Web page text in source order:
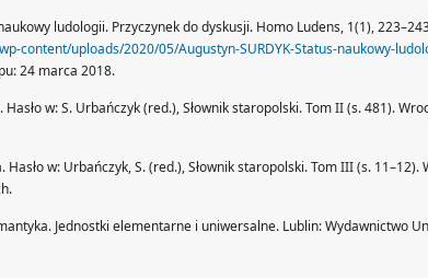
ludologii. Przyczynek do dyskusji. Homo Ludens, 1(1),
content/uploads/2020/05/Augustyn-SURDYK-Status-naukowy-
24 marca 2018.
w: S. Urbańczyk (red.), Słownik staropolski. Tom II (s. 481).
w: Urbańczyk, S. (red.), Słownik staropolski. Tom III (s. 11–12).
Jednostki elementarne i uniwersalne. Lublin: Wydawnictwo